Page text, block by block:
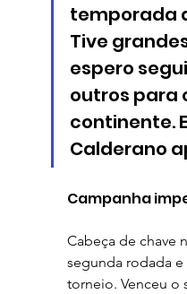
temporada
Tive
espero
outros para
continente.
Calderano
Campanha
Cabeça de chave
segunda rodada
torneio. Venceu o